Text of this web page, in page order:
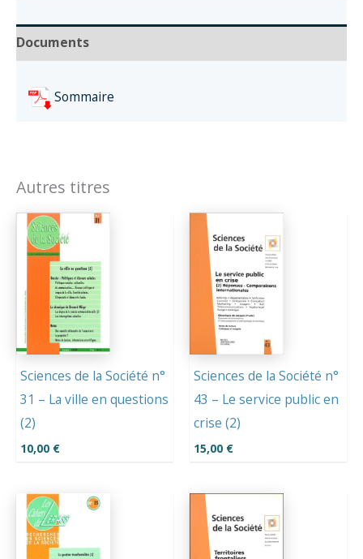
Documents
Sommaire
Autres titres
Sciences de la Société n°
31 – La ville en questions
(2)
10,00 €
Sciences de la Société n°
43 – Le service public en
crise (2)
15,00 €